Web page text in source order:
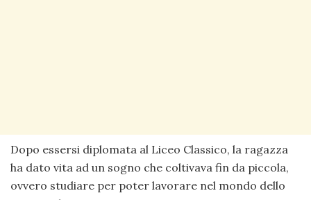
Dopo essersi diplomata al Liceo Classico, la ragazza
ha dato vita ad un sogno che coltivava fin da piccola,
ovvero studiare per poter lavorare nel mondo dello